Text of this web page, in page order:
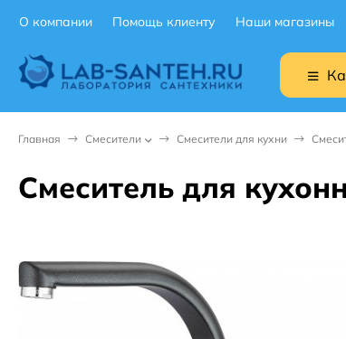
О компании Помощь клиенту Наши магазины
Главная Смесители Смесители для кухни
Смеситель для